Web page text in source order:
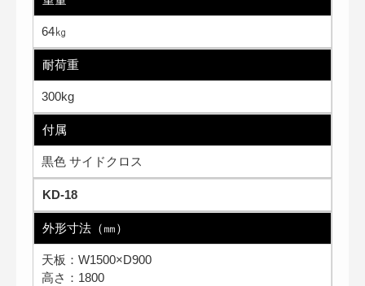
64㎏
耐荷重
300kg
付属
黒色 サイドクロス
KD-18
外形寸法（㎜）
天板：W1500×D900
高さ：1800